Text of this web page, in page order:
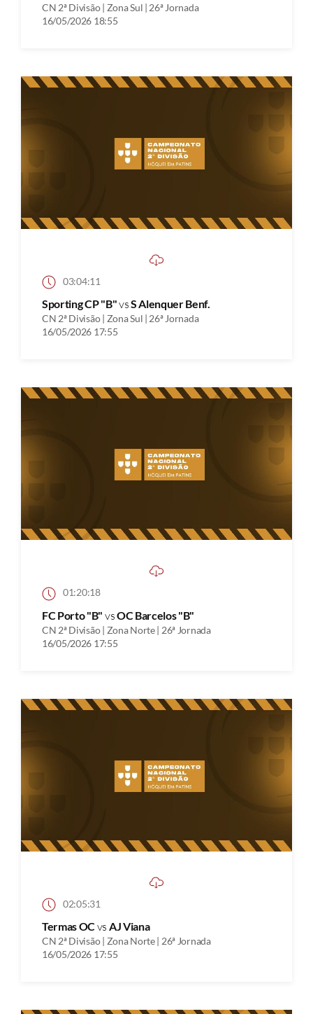
CN 2ª Divisão | Zona Sul | 26ª Jornada
16/05/2026 18:55
03:04:11
Sporting CP "B"vsS Alenquer Benf.
CN 2ª Divisão | Zona Sul | 26ª Jornada
16/05/2026 17:55
01:20:18
FC Porto "B" vsOC Barcelos "B"
CN 2ª Divisão | Zona Norte | 26ª Jornada
16/05/2026 17:55
02:05:31
Termas OCvs AJ Viana
CN 2ª Divisão | Zona Norte | 26ª Jornada
16/05/2026 17:55